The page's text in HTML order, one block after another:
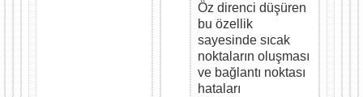
Öz direnci düşüren
bu özellik
sayesinde sıcak
noktaların oluşması
ve bağlantı noktası
hataları